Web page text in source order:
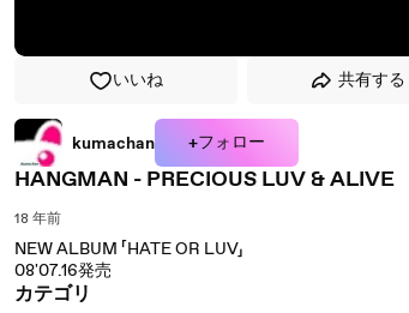
いいね 共有する
kumachan +フォロー
HANGMAN - PRECIOUS LUV & ALIVE
18 年前
NEW ALBUM 「HATE OR LUV」
08'07.16発売
カテゴリ